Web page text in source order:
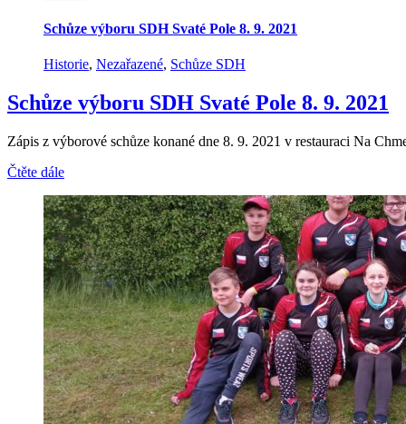
Schůze výboru SDH Svaté Pole 8. 9. 2021
Historie, Nezařazené, Schůze SDH
Schůze výboru SDH Svaté Pole 8. 9. 2021
Zápis z výborové schůze konané dne 8. 9. 2021 v restauraci Na
Čtěte dále